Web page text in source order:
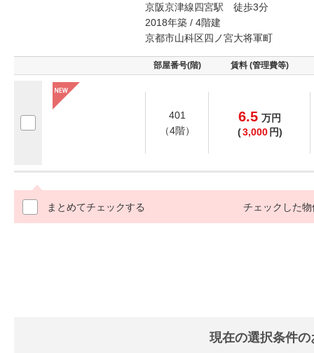
京阪京津線四宮駅 徒歩3分
2018年築 / 4階建
京都市山科区四ノ宮大将軍町
部屋番号(階) 賃料 (管理費等)
401
（4階）
6.5 万円
(3,000 円)
まとめてチェックする チェックした物
現在の選択条件